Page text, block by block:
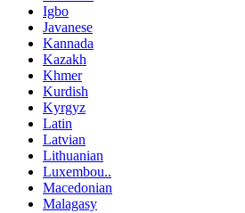
Igbo
Javanese
Kannada
Kazakh
Khmer
Kurdish
Kyrgyz
Latin
Latvian
Lithuanian
Luxembou..
Macedonian
Malagasy